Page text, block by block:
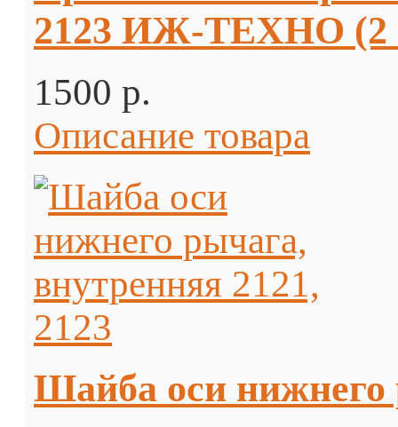
2123 ИЖ-ТЕХНО (2
1500 p.
Описание товара
Шайба оси нижнего